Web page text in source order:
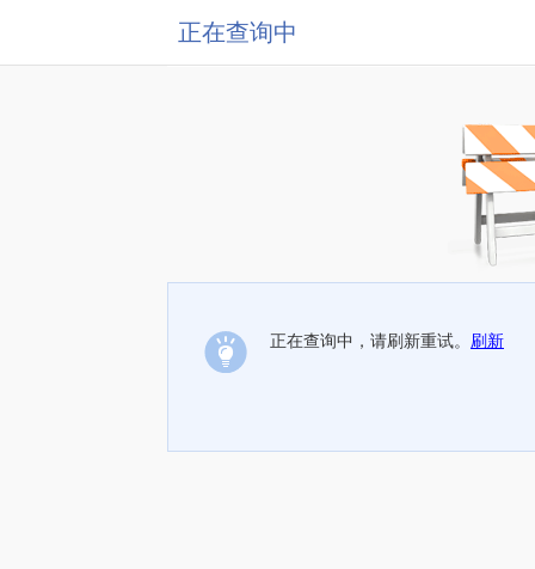
正在查询中
正在查询中，请刷新重试。 刷新